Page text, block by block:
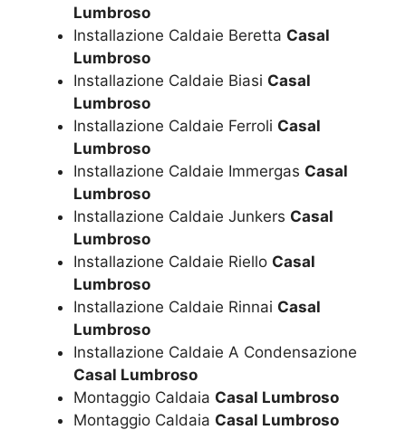
Lumbroso
Installazione Caldaie Beretta Casal
Lumbroso
Installazione Caldaie Biasi Casal
Lumbroso
Installazione Caldaie Ferroli Casal
Lumbroso
Installazione Caldaie Immergas Casal
Lumbroso
Installazione Caldaie Junkers Casal
Lumbroso
Installazione Caldaie Riello Casal
Lumbroso
Installazione Caldaie Rinnai Casal
Lumbroso
Installazione Caldaie A Condensazione
Casal Lumbroso
Montaggio Caldaia Casal Lumbroso
Montaggio Caldaia Casal Lumbroso